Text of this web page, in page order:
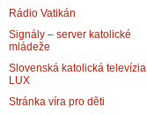
Rádio Vatikán
Signály – server katolické
mládeže
Slovenská katolická televízia
LUX
Stránka víra pro děti